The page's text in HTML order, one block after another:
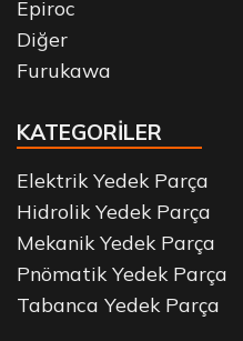
Epiroc
Diğer
Furukawa
KATEGORİLER
Elektrik Yedek Parça
Hidrolik Yedek Parça
Mekanik Yedek Parça
Pnömatik Yedek Parça
Tabanca Yedek Parça